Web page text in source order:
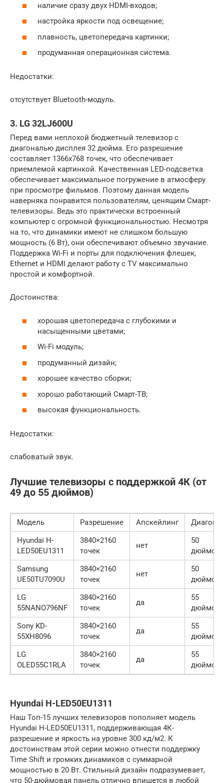
наличие сразу двух HDMI-входов;
настройка яркости под освещение;
плавность, цветопередача картинки;
продуманная операционная система.
Недостатки:
отсутствует Bluetooth-модуль.
3. LG 32LJ600U
Перед вами неплохой бюджетный телевизор с
диагональю дисплея 32 дюйма. Его разрешение
составляет 1366х768 точек, что обеспечивает
приемлемой картинкой. Качественная LED-подсветка
обеспечивает максимальное погружение в атмосферу
при просмотре фильмов. Поэтому данная модель
наверняка понравится пользователям, ценящим Смарт-
телевизоры. Ведь это практически встроенный
компьютер с огромной функциональностью. Несмотря
на то, что динамики имеют не слишком большую
мощность (6 Вт), они обеспечивают объемно звучание.
Поддержка Wi-Fi и порты для подключения флешек,
Ethernet и HDMI делают работу с TV максимально
простой и комфортной.
Достоинства:
хорошая цветопередача с глубокими и
насыщенными цветами;
Wi-Fi модуль;
продуманный дизайн;
хорошее качество сборки;
хорошо работающий Смарт-ТВ;
высокая функциональность.
Недостатки:
слабоватый звук.
Лучшие телевизоры с поддержкой 4К (от
49 до 55 дюймов)
Модель Разрешение Апскейлинг
Hyundai H-
LED50EU1311
3840×2160
точек
нет
50
дюймов
Samsung
UE50TU7090U
3840×2160
точек
нет
50
дюймов
LG
55NANO796NF
3840×2160
точек
да
55
дюймов
Sony KD-
55XH8096
3840×2160
точек
да
55
дюймов
LG
OLED55C1RLA
3840×2160
точек
да
55
дюймов
Hyundai H-LED50EU1311
Наш Топ-15 лучших телевизоров пополняет модель
Hyundai H-LED50EU1311, поддерживающая 4К-
разрешение и яркость на уровне 300 кд/м2. К
достоинствам этой серии можно отнести поддержку
Time Shift и громких динамиков с суммарной
мощностью в 20 Вт. Стильный дизайн подразумевает,
что 50-дюймовая панель отлично впишется в любой